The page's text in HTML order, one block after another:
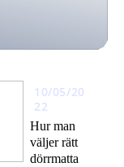
10/05/20
22
Hur man
väljer rätt
dörrmatta